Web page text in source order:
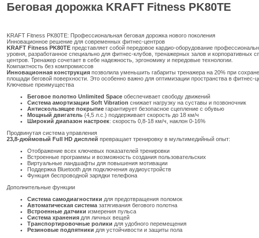
Беговая дорожка KRAFT Fitness PK80TE
KRAFT Fitness PK80TE: Профессиональная беговая дорожка нового поколения
Инновационное решение для современных фитнес-центров
KRAFT Fitness PK80TE представляет собой передовое кардио-оборудование
уровня, разработанное специально для фитнес-клубов, тренажерных залов и корпоративных
центров. Тренажер сочетает в себе надежность, эргономику и передовые технологии.
Компактность без компромиссов
Инновационная конструкция позволила уменьшить габариты тренажера на 20% при
площади беговой поверхности. Это особенно важно для оптимизации пространства в фитнес-
Ключевые преимущества
Беговое полотно Unlimited Space обеспечивает свободу движений
Система амортизации Soft Vibration снижает нагрузку на суставы и позвоночник
Антискользящее покрытие гарантирует безопасное сцепление с обувью
Мощный двигатель (4,5 л.с.) поддерживает скорость до 18 км/ч
Широкий диапазон настроек: скорость 0,8-18 км/ч, наклон 0-16%
Продвинутая система управления
23,8-дюймовый Full HD дисплей превращает тренировку в мультимедийный опыт:
Отображение всех ключевых показателей тренировки
Встроенные программы и возможность создания пользовательских
Виртуальные ландшафты для повышения мотивации
Поддержка Bluetooth для подключения аудиоустройств
Функция беспроводной зарядки телефона
Дополнительные функции
Система самодиагностики для предотвращения поломок
Автоматическая система затягивания бегового полотна
Встроенные датчики измерения пульса
Система хранения для личных вещей
Транспортировочные ролики для удобного перемещения
Резиновые подпятники для устойчивости и защиты пола